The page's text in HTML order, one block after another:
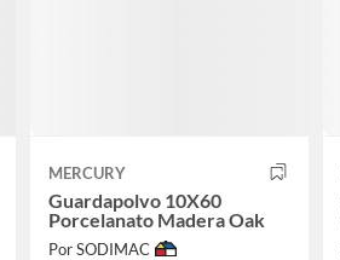
MERCURY
Guardapolvo 10X60
Porcelanato Madera Oak
Por SODIMAC